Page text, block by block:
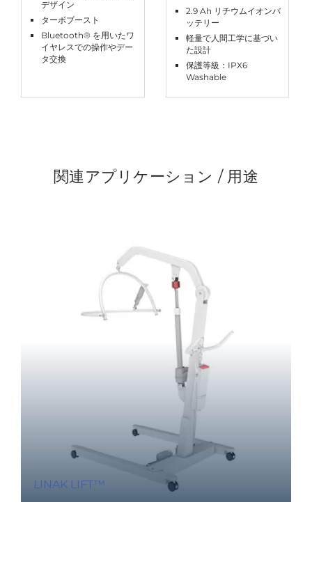
デザイン
ターボブースト
Bluetooth® を用いたワ
イヤレスでの操作やデー
タ交換
2.9 Ah リチウムイオンバ
ッテリー
軽量で人間工学に基づい
た設計
保護等級：IPX6
Washable
関連アプリケーション / 用途
LINAK LIFT™